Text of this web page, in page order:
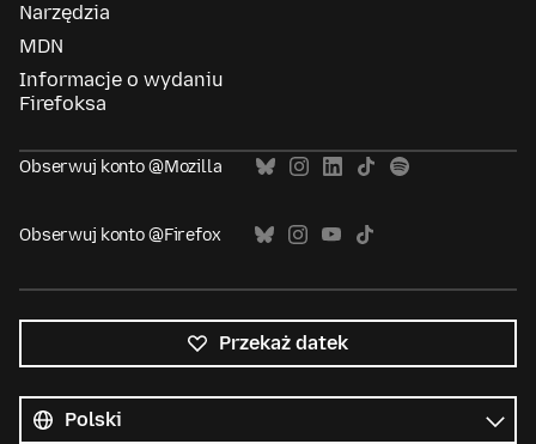
Narzędzia
MDN
Informacje o wydaniu
Firefoksa
Obserwuj konto @Mozilla
Obserwuj konto @Firefox
Przekaż datek
języki
Język